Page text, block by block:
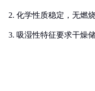
2. 化学性质稳定，无燃
3. 吸湿性特征要求干燥